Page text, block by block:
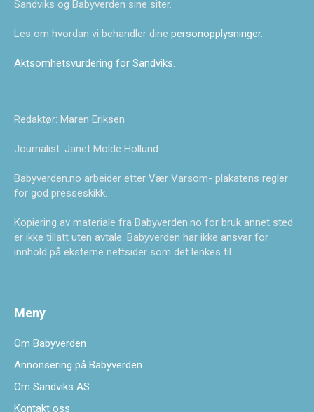
Sandviks og Babyverden sine siter.
Les om hvordan vi behandler dine personopplysninger.
Aktsomhetsvurdering for Sandviks.
Redaktør: Maren Eriksen
Journalist: Janet Molde Hollund
Babyverden.no arbeider etter Vær Varsom- plakatens regler
for god presseskikk.
Kopiering av materiale fra Babyverden.no for bruk annet sted
er ikke tillatt uten avtale. Babyverden har ikke ansvar for
innhold på eksterne nettsider som det lenkes til.
Meny
Om Babyverden
Annonsering på Babyverden
Om Sandviks AS
Kontakt oss